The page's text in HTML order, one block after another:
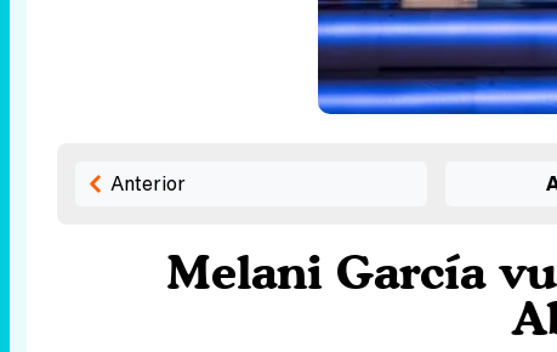
Anterior
Melani García